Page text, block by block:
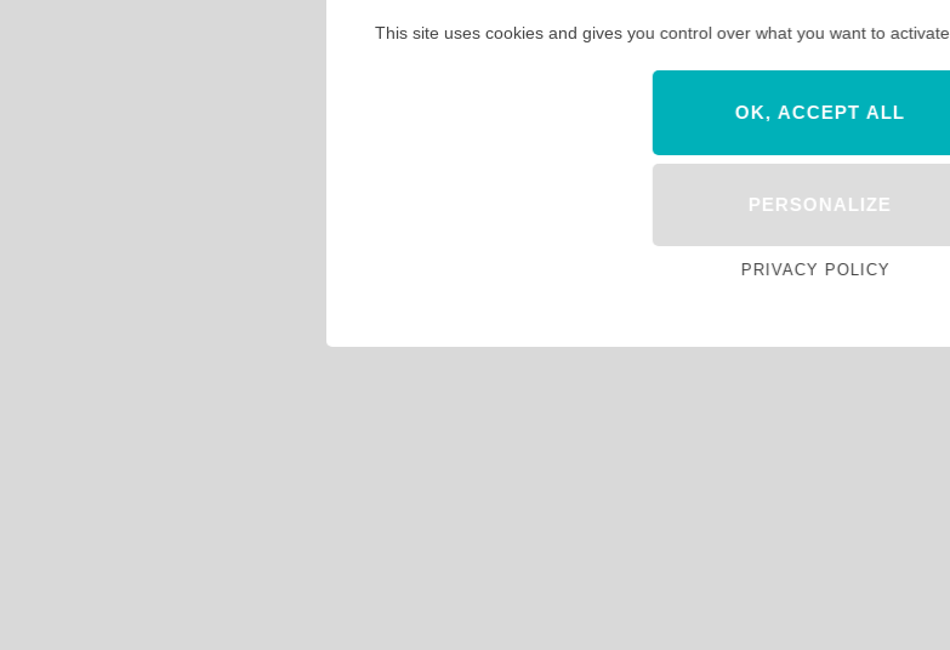
This site uses cookies and gives you control over what you want to activate
OK, ACCEPT ALL
PERSONALIZE
PRIVACY POLICY